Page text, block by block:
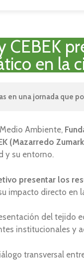
CEBEK
en la
en una jornada que
Ambiente,
(Mazarredo
y su entorno.
presentar los
impacto directo en
del tejido
institucionales y
transversal